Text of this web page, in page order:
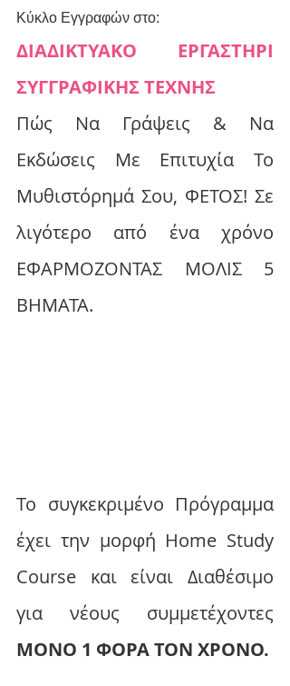
Κύκλο Εγγραφών στο:
ΔΙΑΔΙΚΤΥΑΚΟ ΕΡΓΑΣΤΗΡΙ
ΣΥΓΓΡΑΦΙΚΗΣ ΤΕΧΝΗΣ
Πώς Να Γράψεις & Να
Εκδώσεις Με Επιτυχία Το
Μυθιστόρημά Σου, ΦΕΤΟΣ! Σε
λιγότερο από ένα χρόνο
ΕΦΑΡΜΟΖΟΝΤΑΣ ΜΟΛΙΣ 5
ΒΗΜΑΤΑ.
Το συγκεκριμένο Πρόγραμμα
έχει την μορφή Home Study
Course και είναι Διαθέσιμο
ΜΟΝΟ 1 ΦΟΡΑ ΤΟΝ ΧΡΟΝΟ.